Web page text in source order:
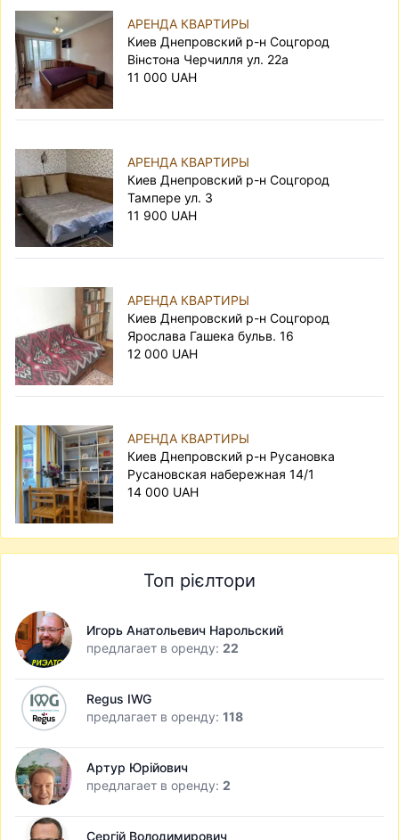
АРЕНДА КВАРТИРЫ
Киев Днепровский р-н Соцгород
Вінстона Черчилля ул. 22а
11 000 UAH
АРЕНДА КВАРТИРЫ
Киев Днепровский р-н Соцгород
Тампере ул. 3
11 900 UAH
АРЕНДА КВАРТИРЫ
Киев Днепровский р-н Соцгород
Ярослава Гашека бульв. 16
12 000 UAH
АРЕНДА КВАРТИРЫ
Киев Днепровский р-н Русановка
Русановская набережная 14/1
14 000 UAH
Топ рієлтори
Игорь Анатольевич Нарольский
предлагает в оренду: 22
Regus IWG
предлагает в оренду: 118
Артур Юрійович
предлагает в оренду: 2
Сергій Володимирович